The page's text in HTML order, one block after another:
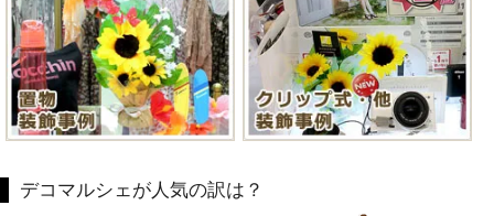
デコマルシェが人気の訳は？